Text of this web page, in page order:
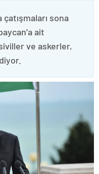
çatışmaları sona
ait
ve askerler,